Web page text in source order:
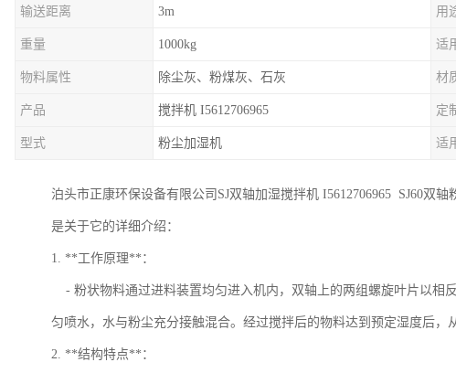
输送距离 3m 用
重量 1000kg 适
物料属性 除尘灰、粉煤灰、石灰 材
产品 搅拌机 I5612706965 定
型式 粉尘加湿机 适
泊头市正康环保设备有限公司SJ双轴加湿搅拌机 I5612706965 SJ60双
是关于它的详细介绍：
1. **工作原理**：
- 粉状物料通过进料装置均匀进入机内，双轴上的两组螺旋叶片以相
匀喷水，水与粉尘充分接触混合。经过搅拌后的物料达到预定湿度后，
2. **结构特点**：